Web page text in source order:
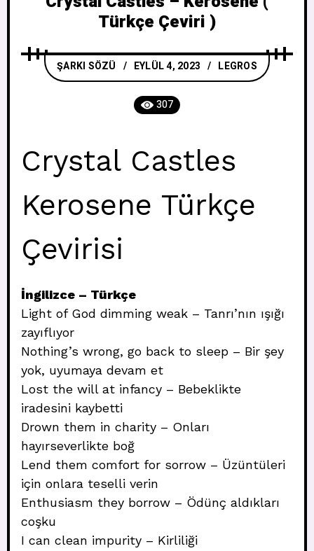
Türkçe Çeviri )
ŞARKI SÖZÜ EYLÜL 4, 2023 LEGROS
307
Crystal Castles
Kerosene Türkçe
Çevirisi
İngilizce – Türkçe
Light of God dimming weak – Tanrı’nın ışığı
zayıflıyor
Nothing’s wrong, go back to sleep – Bir şey
yok, uyumaya devam et
Lost the will at infancy – Bebeklikte
iradesini kaybetti
Drown them in charity – Onları
hayırseverlikte boğ
Lend them comfort for sorrow – Üzüntüleri
için onlara teselli verin
Enthusiasm they borrow – Ödünç aldıkları
coşku
I can clean impurity – Kirliliği